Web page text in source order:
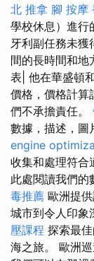
北 推拿 腳 按摩
學校休息）進行
牙利副任務未獲
間的長時間和地
表| 他在華盛頓
價格，價格計算
們不承擔責任。
數據，描述，圖
engine
收集和處理符合
此處閱讀我們的
毒推薦 歐洲提
城市到令人印象
壓課程 探索最
海之旅。 歐洲